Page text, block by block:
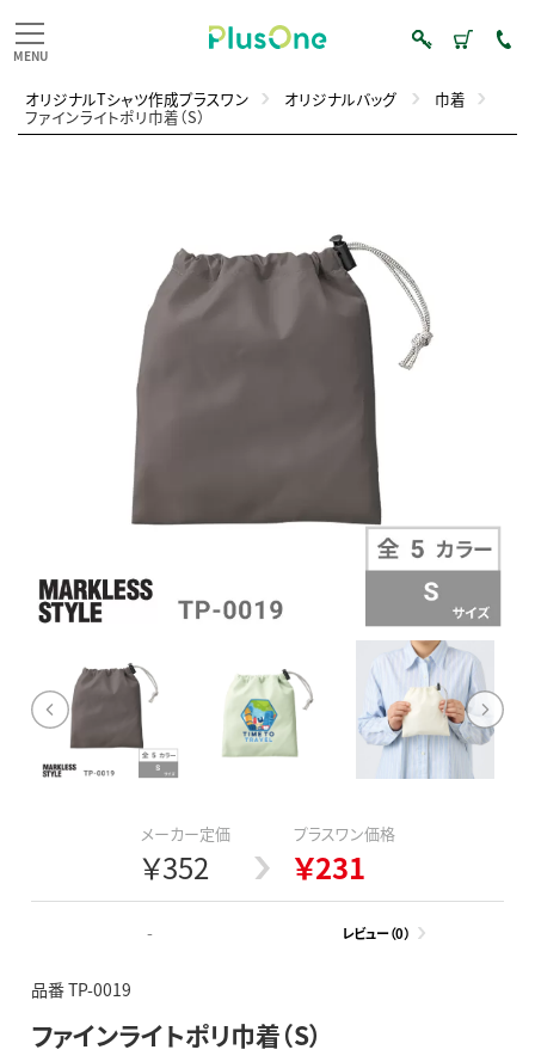
オリジナルTシャツ作成プラスワン オリジナルバッグ 巾着
ファインライトポリ巾着（S）
メーカー定価
￥352
プラスワン価格
￥231
- レビュー（0）
品番 TP-0019
ファインライトポリ巾着（S）